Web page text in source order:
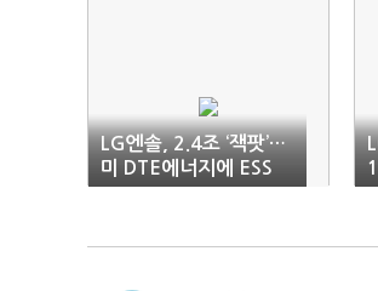
LG엔솔, 2.4조 ‘잭팟’…
미 DTE에너지에 ESS
공급 계약